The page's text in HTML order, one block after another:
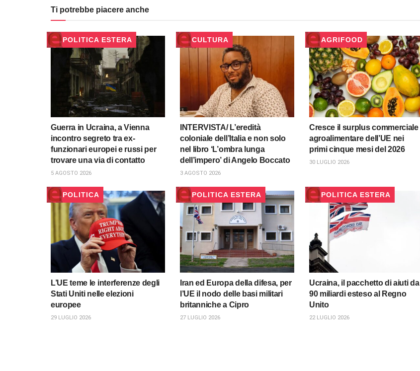
Ti potrebbe piacere anche
POLITICA ESTERA
Guerra in Ucraina, a Vienna
incontro segreto tra ex-
funzionari europei e russi per
trovare una via di contatto
5 AGOSTO 2026
CULTURA
INTERVISTA/ L’eredità
coloniale dell’Italia e non solo
nel libro ‘L’ombra lunga
dell’impero’ di Angelo Boccato
3 AGOSTO 2026
AGRIFOOD
Cresce il surplus commerciale
agroalimentare dell’UE nei
primi cinque mesi del 2026
30 LUGLIO 2026
POLITICA
L’UE teme le interferenze degli
Stati Uniti nelle elezioni
europee
29 LUGLIO 2026
POLITICA ESTERA
Iran ed Europa della difesa, per
l’UE il nodo delle basi militari
britanniche a Cipro
27 LUGLIO 2026
POLITICA ESTERA
Ucraina, il pacchetto di aiuti da
90 miliardi esteso al Regno
Unito
22 LUGLIO 2026